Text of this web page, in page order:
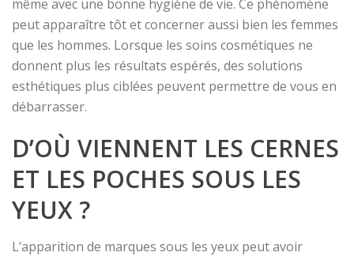
même avec une bonne hygiène de vie. Ce phénomène
peut apparaître tôt et concerner aussi bien les femmes
que les hommes. Lorsque les soins cosmétiques ne
donnent plus les résultats espérés, des solutions
esthétiques plus ciblées peuvent permettre de vous en
débarrasser.
D’OÙ VIENNENT LES CERNES
ET LES POCHES SOUS LES
YEUX ?
L’apparition de marques sous les yeux peut avoir